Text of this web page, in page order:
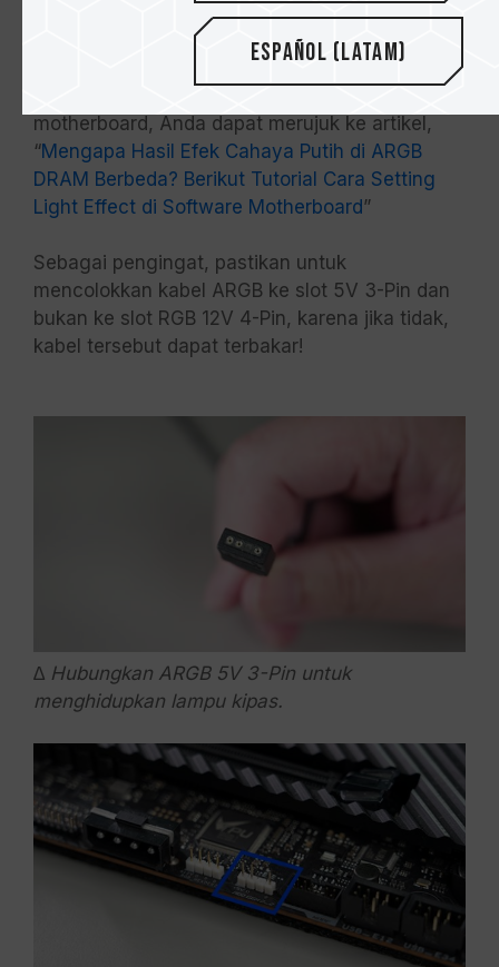
dari produsen motherboard setelah
mencolokkan kabel ARGB ke slot motherboard.
Jika Anda tidak tahu cara menggunakan
motherboard, Anda dapat merujuk ke artikel,
“Mengapa Hasil Efek Cahaya Putih di ARGB
DRAM Berbeda? Berikut Tutorial Cara Setting
Light Effect di Software Motherboard”
Sebagai pengingat, pastikan untuk
mencolokkan kabel ARGB ke slot 5V 3-Pin dan
bukan ke slot RGB 12V 4-Pin, karena jika tidak,
kabel tersebut dapat terbakar!
∆ Hubungkan ARGB 5V 3-Pin untuk
menghidupkan lampu kipas.
Español (Latam)